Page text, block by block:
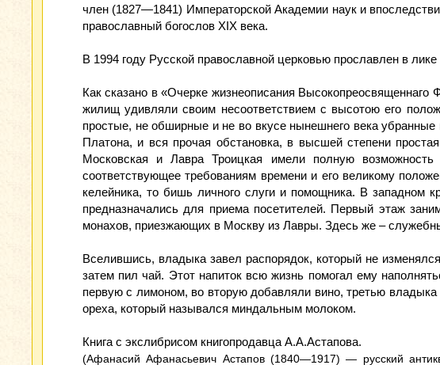
член (1827—1841) Императорской Академии наук и
православный богослов XIX века.
В 1994 году Русской православной церковью прославлен в
Как сказано в «Очерке жизнеописания Высокопреосвященнаго
жилищ удивляли своим несоответствием с высотою его
простые, не обширные и не во вкусе нынешнего века
Платона, и вся прочая обстановка, в высшей степени
Московская и Лавра Троицкая имели полную
соответствующее требованиям времени и его великому
келейника, то бишь личного слуги и помощника. В западном
предназначались для приема посетителей. Первый этаж
монахов, приезжающих в Москву из Лавры. Здесь же –
Вселившись, владыка завел распорядок, который не
затем пил чай. Этот напиток всю жизнь помогал ему
первую с лимоном, во вторую добавляли вино, третью
ореха, который назывался миндальным молоком.
Книга с экслибрисом книгопродавца А.А.Астапова.
(Афанасий Афанасьевич Астапов (1840—1917) — русский